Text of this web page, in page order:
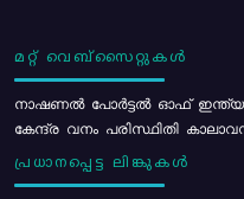
മറ്റ് വെബ്സൈറ്റുകൾ
നാഷണൽ പോർട്ടൽ ഓഫ് ഇന്ത്യ
കേന്ദ്ര വനം പരിസ്ഥിതി
പ്രധാനപ്പെട്ട ലിങ്കുകൾ